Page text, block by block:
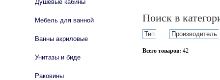
Поиск в
Тип Производитель
Всего товаров: 42
Душевые кабины
Мебель для ванной
Ванны акриловые
Унитазы и биде
Раковины